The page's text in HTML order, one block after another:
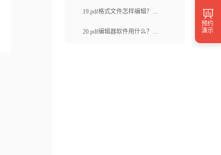
线编辑器？如何使用PDF在线
19.pdf格式文件怎样编辑？福
昕云编辑是什么样的pdf编辑
20.pdf编辑器软件用什么？怎
预约
演示